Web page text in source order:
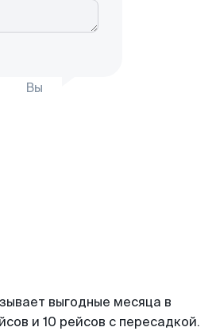
Вы
выгодные месяца в
и 10 рейсов с пересадкой.